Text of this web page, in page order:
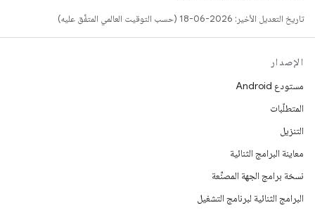
تاريخ التعديل الأخير: 2026-06-18 (حسب التوقيت العالمي المتفَّق عليه)
الإصدار
مستودع Android
المتطلّبات
التنزيل
معاينة البرامج الثنائية
نسخة برامج الجهة المصنِّعة
البرامج الثنائية لبرنامج التشغيل